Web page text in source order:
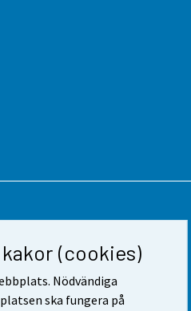
(cookies)
Nödvändiga
ska fungera på